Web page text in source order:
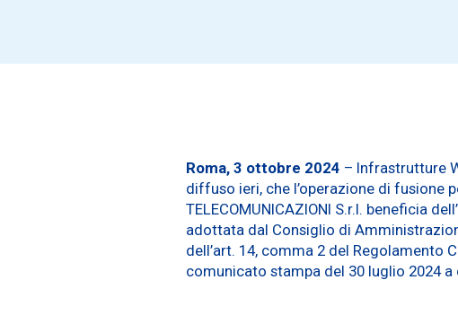
Roma, 3 ottobre 2024 – Infrastrutture
diffuso ieri, che l’operazione di fusione
TELECOMUNICAZIONI S.r.l. beneficia
adottata dal Consiglio di
dell’art. 14, comma 2 del Regolamento
comunicato stampa del 30 luglio 2024 a